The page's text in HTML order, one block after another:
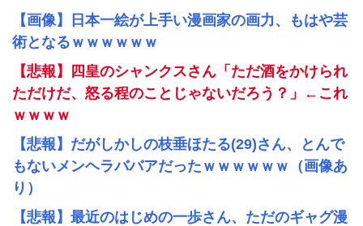
【画像】日本一絵が上手い漫画家の画力、もはや芸
術となるｗｗｗｗｗｗ
【悲報】四皇のシャンクスさん「ただ酒をかけられ
ただけだ、怒る程のことじゃないだろう？」←これ
ｗｗｗｗ
【悲報】だがしかしの枝垂ほたる(29)さん、とんで
もないメンヘラババアだったｗｗｗｗｗｗ（画像あ
り）
【悲報】最近のはじめの一歩さん、ただのギャグ漫